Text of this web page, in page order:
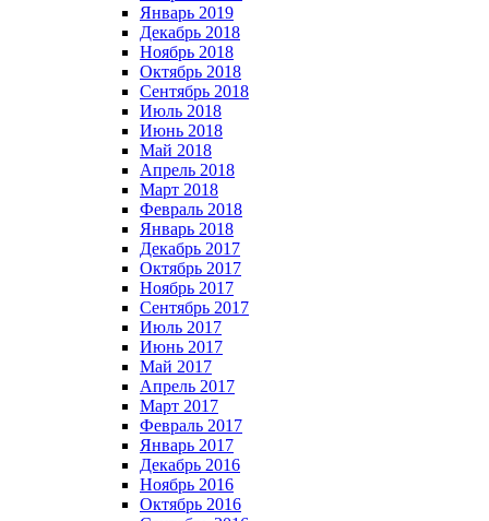
Январь 2019
Декабрь 2018
Ноябрь 2018
Октябрь 2018
Сентябрь 2018
Июль 2018
Июнь 2018
Май 2018
Апрель 2018
Март 2018
Февраль 2018
Январь 2018
Декабрь 2017
Октябрь 2017
Ноябрь 2017
Сентябрь 2017
Июль 2017
Июнь 2017
Май 2017
Апрель 2017
Март 2017
Февраль 2017
Январь 2017
Декабрь 2016
Ноябрь 2016
Октябрь 2016